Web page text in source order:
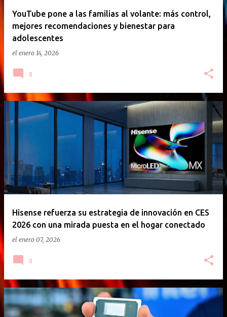
YouTube pone a las familias al volante: más control,
mejores recomendaciones y bienestar para
adolescentes
el enero 14, 2026
0
Hisense refuerza su estrategia de innovación en CES
2026 con una mirada puesta en el hogar conectado
el enero 07, 2026
0